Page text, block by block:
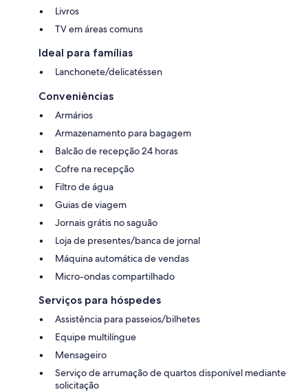
Livros
TV em áreas comuns
Ideal para famílias
Lanchonete/delicatéssen
Conveniências
Armários
Armazenamento para bagagem
Balcão de recepção 24 horas
Cofre na recepção
Filtro de água
Guias de viagem
Jornais grátis no saguão
Loja de presentes/banca de jornal
Máquina automática de vendas
Micro-ondas compartilhado
Serviços para hóspedes
Assistência para passeios/bilhetes
Equipe multilíngue
Mensageiro
Serviço de arrumação de quartos disponível mediante
solicitação